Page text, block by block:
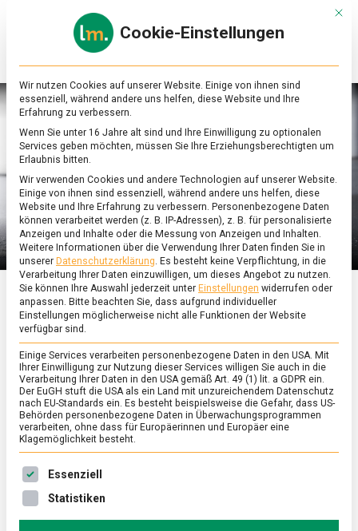
Online-
Magazin
zu
&
Ernährung
ERNÄHRUNG & GESUNDHEIT/FEATURED/WIRTSCHAFT
Welttag des Mehls: Der
Stoff, aus dem die
(Back-)träume sind
20. März 2020 redaktion Commenton
Stoff,
Mehl ist Grundlage für Brot und Gebäck und Zutat
in vielen weiteren Lebensmitteln wie Pasta, Soßen
Mit
Cookie-Einstellungen
Wir nutzen Cookies auf unserer Website. Einige von ihnen sind
essenziell, während andere uns helfen, diese Website und Ihre
Erfahrung zu verbessern.
Wenn Sie unter 16 Jahre alt sind und Ihre Einwilligung zu optionalen
Services geben möchten, müssen Sie Ihre Erziehungsberechtigten um
Erlaubnis bitten.
Wir verwenden Cookies und andere Technologien auf unserer Website.
Einige von ihnen sind essenziell, während andere uns helfen, diese
Website und Ihre Erfahrung zu verbessern. Personenbezogene Daten
können verarbeitet werden (z. B. IP-Adressen), z. B. für personalisierte
Anzeigen und Inhalte oder die Messung von Anzeigen und Inhalten.
Weitere Informationen über die Verwendung Ihrer Daten finden Sie in
unserer Datenschutzerklärung. Es besteht keine Verpflichtung, in die
Verarbeitung Ihrer Daten einzuwilligen, um dieses Angebot zu nutzen.
Sie können Ihre Auswahl jederzeit unter Einstellungen widerrufen oder
anpassen. Bitte beachten Sie, dass aufgrund individueller
Einstellungen möglicherweise nicht alle Funktionen der Website
verfügbar sind.
Einige Services verarbeiten personenbezogene Daten in den USA. Mit
Ihrer Einwilligung zur Nutzung dieser Services willigen Sie auch in die
Verarbeitung Ihrer Daten in den USA gemäß Art. 49 (1) lit. a GDPR ein.
Der EuGH stuft die USA als ein Land mit unzureichendem Datenschutz
nach EU-Standards ein. Es besteht beispielsweise die Gefahr, dass US-
Behörden personenbezogene Daten in Überwachungsprogrammen
verarbeiten, ohne dass für Europäerinnen und Europäer eine
Klagemöglichkeit besteht.
Es folgt eine Liste der Service-Gruppen, für die eine
Essenziell
Statistiken